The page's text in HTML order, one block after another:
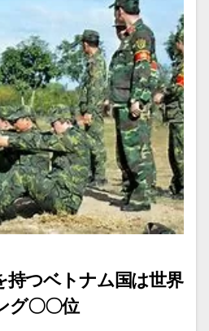
持つベトナム国は世界
グ〇〇位